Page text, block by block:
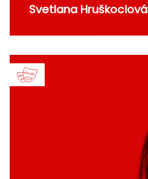
Svetlana Hruškociová